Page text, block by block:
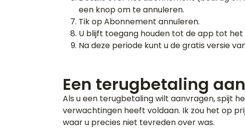
een knop om te annuleren.
Tik op Abonnement annuleren.
U blijft toegang houden tot de app tot
Na deze periode kunt u de gratis versie
Een terugbetaling
Als u een terugbetaling wilt aanvragen, spijt
verwachtingen heeft voldaan. Ik zou het op
waar u precies niet tevreden over was.